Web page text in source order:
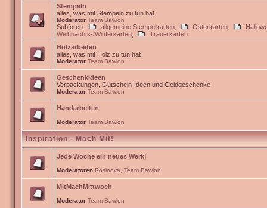
Stempeln
alles, was mit Stempeln zu tun hat
Moderator Team Bawion
Subforen: allgemeine Stempelkarten Osterkarten
Weihnachts-/Winterkarten
Trauerkarten
Holzarbeiten
alles, was mit Holz zu tun hat
Moderator Team Bawion
Geschenkideen
Verpackungen, Gutschein-Ideen und Geldgeschenke
Moderator Team Bawion
Handarbeiten
Moderator Team Bawion
Inspiration - Mach Mit!
Jede Woche ein neues Werk!
Moderatoren Rosinova Team Bawion
MitMachMittwoch
Moderator Team Bawion